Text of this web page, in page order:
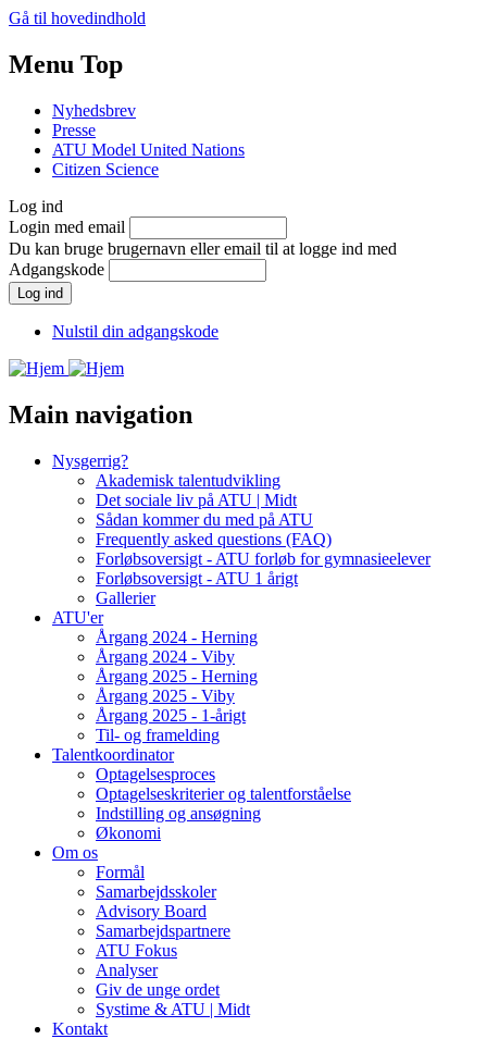
Gå til hovedindhold
Menu Top
Nyhedsbrev
Presse
ATU Model United Nations
Citizen Science
Log ind
Login med email
Du kan bruge brugernavn eller email til at logge ind med
Adgangskode
Nulstil din adgangskode
Main navigation
Nysgerrig?
Akademisk talentudvikling
Det sociale liv på ATU | Midt
Sådan kommer du med på ATU
Frequently asked questions (FAQ)
Forløbsoversigt - ATU forløb for gymnasieelever
Forløbsoversigt - ATU 1 årigt
Gallerier
ATU'er
Årgang 2024 - Herning
Årgang 2024 - Viby
Årgang 2025 - Herning
Årgang 2025 - Viby
Årgang 2025 - 1-årigt
Til- og framelding
Talentkoordinator
Optagelsesproces
Optagelseskriterier og talentforståelse
Indstilling og ansøgning
Økonomi
Om os
Formål
Samarbejdsskoler
Advisory Board
Samarbejdspartnere
ATU Fokus
Analyser
Giv de unge ordet
Systime & ATU | Midt
Kontakt